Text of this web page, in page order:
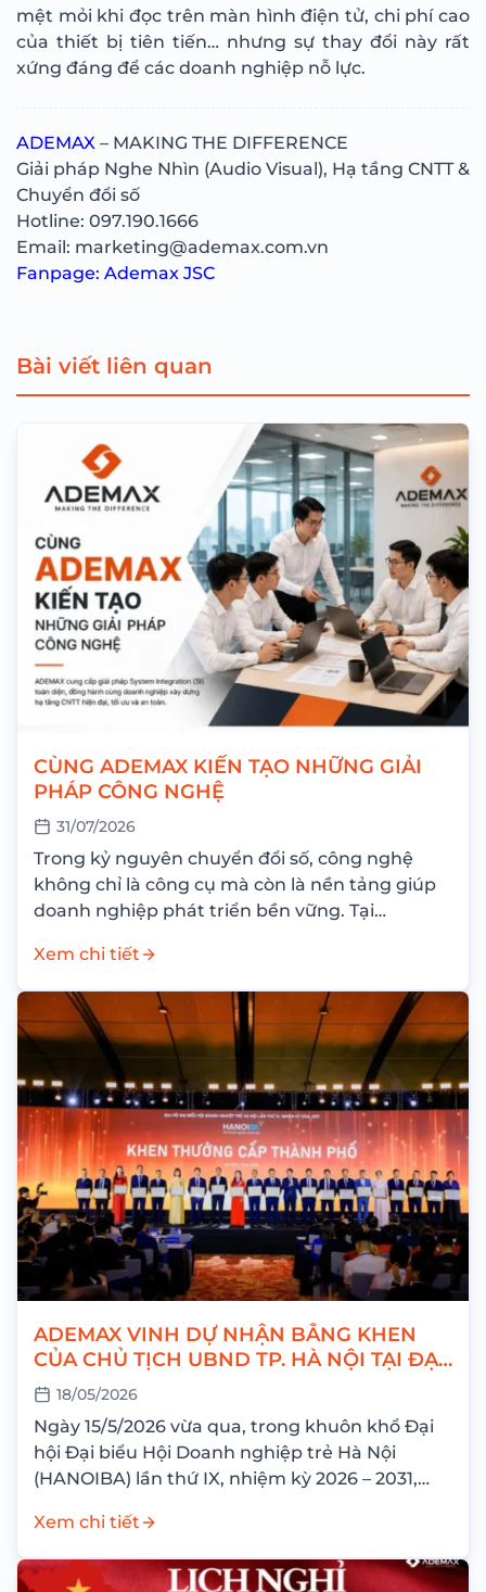
mệt mỏi khi đọc trên màn hình điện tử, chi phí cao
của thiết bị tiên tiến… nhưng sự thay đổi này rất
xứng đáng để các doanh nghiệp nỗ lực.
ADEMAX – MAKING THE DIFFERENCE
Giải pháp Nghe Nhìn (Audio Visual), Hạ tầng CNTT &
Chuyển đổi số
Hotline: 097.190.1666
Email: marketing@ademax.com.vn
Fanpage: Ademax JSC
Bài viết liên quan
CÙNG ADEMAX KIẾN TẠO NHỮNG GIẢI
PHÁP CÔNG NGHỆ
31/07/2026
Trong kỷ nguyên chuyển đổi số, công nghệ
không chỉ là công cụ mà còn là nền tảng giúp
doanh nghiệp phát triển bền vững. Tại
Xem chi tiết
ADEMAX VINH DỰ NHẬN BẰNG KHEN
CỦA CHỦ TỊCH UBND TP. HÀ NỘI TẠI ĐẠI
HỘI HANOIBA IX
18/05/2026
Ngày 15/5/2026 vừa qua, trong khuôn khổ Đại
hội Đại biểu Hội Doanh nghiệp trẻ Hà Nội
(HANOIBA) lần thứ IX, nhiệm kỳ 2026 – 2031,
Xem chi tiết